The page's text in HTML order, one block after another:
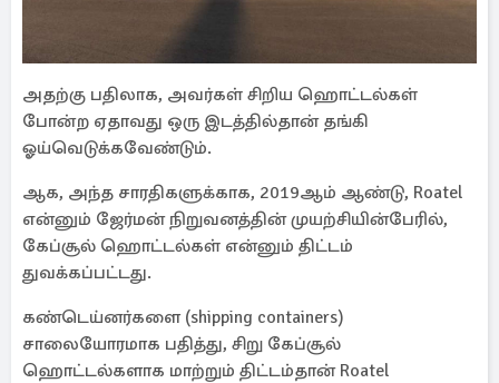
அதற்கு பதிலாக, அவர்கள் சிறிய ஹொட்டல்கள்
போன்ற ஏதாவது ஒரு இடத்தில்தான் தங்கி
ஓய்வெடுக்கவேண்டும்.
ஆக, அந்த சாரதிகளுக்காக, 2019ஆம் ஆண்டு, Roatel
என்னும் ஜேர்மன் நிறுவனத்தின் முயற்சியின்பேரில்,
கேப்சூல் ஹொட்டல்கள் என்னும் திட்டம்
துவக்கப்பட்டது.
கண்டெய்னர்களை (shipping containers)
சாலையோரமாக பதித்து, சிறு கேப்சூல்
ஹொட்டல்களாக மாற்றும் திட்டம்தான் Roatel